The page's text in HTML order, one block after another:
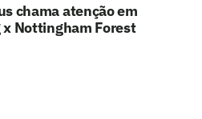
chama atenção em
Nottingham Forest